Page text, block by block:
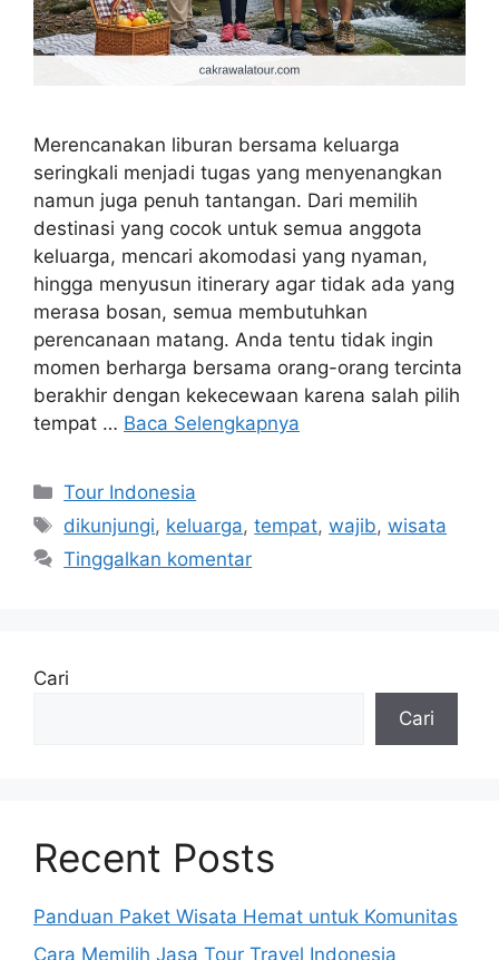
Merencanakan liburan bersama keluarga
seringkali menjadi tugas yang menyenangkan
namun juga penuh tantangan. Dari memilih
destinasi yang cocok untuk semua anggota
keluarga, mencari akomodasi yang nyaman,
hingga menyusun itinerary agar tidak ada yang
merasa bosan, semua membutuhkan
perencanaan matang. Anda tentu tidak ingin
momen berharga bersama orang-orang tercinta
berakhir dengan kekecewaan karena salah pilih
tempat … Baca Selengkapnya
Kategori
Tour Indonesia
Tag
dikunjungi, keluarga,tempat,wajib,wisata
Tinggalkan komentar
Cari
Cari
Recent Posts
Panduan Paket Wisata Hemat untuk Komunitas
Cara Memilih Jasa Tour Travel Indonesia